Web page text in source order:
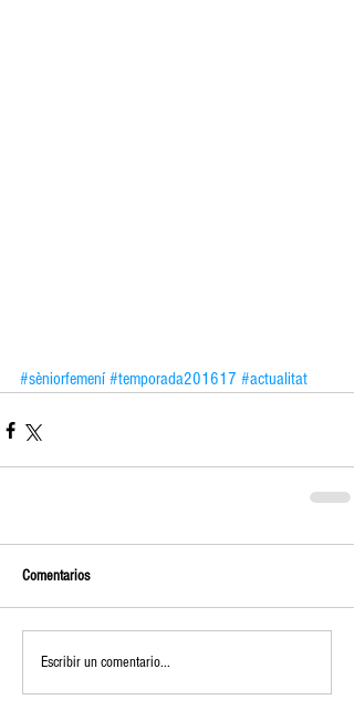
#sèniorfemení #temporada201617 #actualitat
Comentarios
Escribir un comentario...